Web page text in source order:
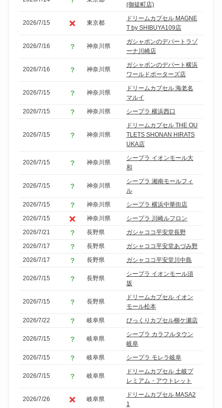
(御徒町店)
2026/7/15 東京都
ドリームカプセル MAGNE
T by SHIBUYA109店
2026/7/16 神奈川県
ガシャポンのデパートラゾ
ーナ川崎店
2026/7/16 神奈川県
ガシャポンのデパート横浜
ワールドポーターズ店
2026/7/15 神奈川県
ドリームカプセル 海老名
マルイ
2026/7/15
神奈川県 シープラ 横浜西口
2026/7/15 神奈川県
ドリームカプセル THE OU
TLETS SHONAN HIRATS
UKA店
2026/7/15 神奈川県
シープラ イオンモール大
和
2026/7/15 神奈川県
シープラ 湘南モールフィ
ル
2026/7/15
神奈川県
シープラ 横浜中華街店
2026/7/15
神奈川県
シープラ 川崎ルフロン
2026/7/21
長野県
ガシャココ平安堂長野
2026/7/17
長野県
ガシャココ平安堂あづみ野
2026/7/17
長野県 ガシャココ平安堂川中島
2026/7/15 長野県
シープラ イオンモール須
坂
2026/7/15 長野県
ドリームカプセル イオン
モール松本
2026/7/22
岐阜県 びっくりカプセル柳ケ瀬店
2026/7/15 岐阜県
シープラ カラフルタウン
岐阜
2026/7/15
岐阜県 シープラ モレラ岐阜
2026/7/15 岐阜県
ドリームカプセル 土岐プ
レミアム・アウトレット
2026/7/26 岐阜県
ドリームカプセル MASA2
1